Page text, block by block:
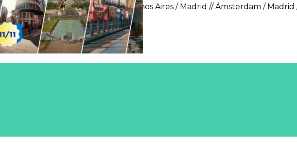
Aéreo internacional con Iberia Buenos Aires / Madrid // Ámsterdam /
llegada y ...